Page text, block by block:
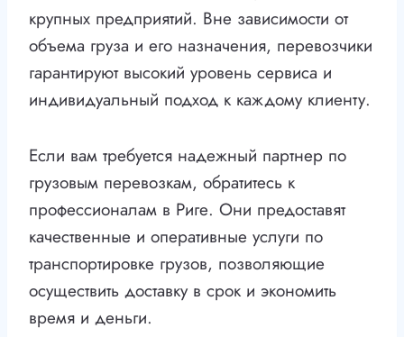
крупных предприятий. Вне зависимости от
объема груза и его назначения, перевозчики
гарантируют высокий уровень сервиса и
индивидуальный подход к каждому клиенту.
Если вам требуется надежный партнер по
грузовым перевозкам, обратитесь к
профессионалам в Риге. Они предоставят
качественные и оперативные услуги по
транспортировке грузов, позволяющие
осуществить доставку в срок и экономить
время и деньги.